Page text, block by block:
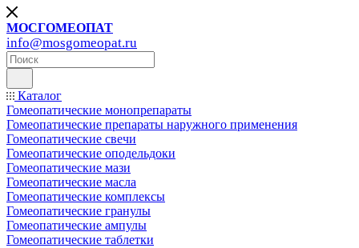
МОСГОМЕОПАТ
info@mosgomeopat.ru
Каталог
Гомеопатические монопрепараты
Гомеопатические препараты наружного применения
Гомеопатические свечи
Гомеопатические оподельдоки
Гомеопатические мази
Гомеопатические масла
Гомеопатические комплексы
Гомеопатические гранулы
Гомеопатические ампулы
Гомеопатические таблетки